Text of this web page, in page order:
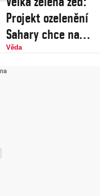
Některé fotky vás
překvapí
Projekt ozelenění
Sahary chce na
poušti vysázet lesy
Věda